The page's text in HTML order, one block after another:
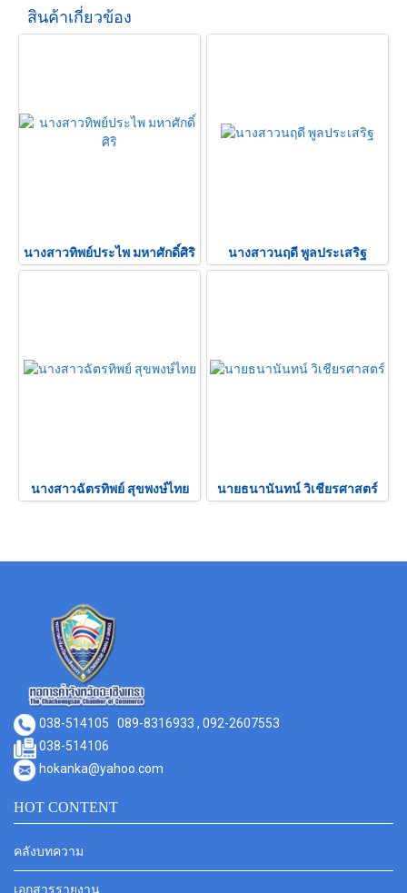
สินค้าเกี่ยวข้อง
นางสาวทิพย์ประไพ มหาศักดิ์ศิริ นางสาวนฤดี พูลประเสริฐ
นางสาวฉัตรทิพย์ สุขพงษ์ไทย นายธนานันทน์ วิเชียรศาสตร์
038-514105 089-8316933 , 092-2607553
038-514106
hokanka@yahoo.com
HOT CONTENT
คลังบทความ
เอกสารรายงาน